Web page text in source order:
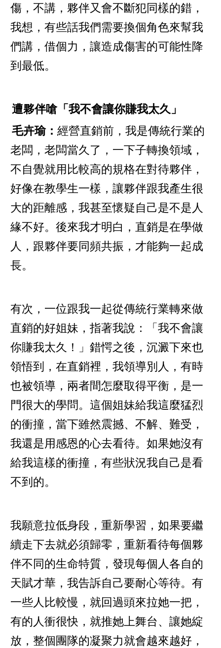
傷，不講，夥伴又會不斷犯同樣的錯，
我想，有些話我們需要換個角色來幫我
們講，借個力，讓造成傷害的可能性降
到最低。
遭夥伴嗆「我不會讓你賺我太久」
毛卉瑜： 經營直銷前，我是傳統行業的
老闆，老闆當久了，一下子轉換領域，
不自覺就用比較高的規格在對待夥伴，
好像在教學生一樣，讓夥伴跟我產生很
大的距離感，我甚至懷疑自己是不是人
緣不好。後來我才明白，直銷是在學做
人，跟夥伴要同頻共振，才能夠一起成
長。
有次，一位跟我一起從傳統行業轉來做
直銷的好姐妹，指著我說：「我不會讓
你賺我太久！」錯愕之後，沉澱下來也
領悟到，在直銷裡，我領導別人，有時
也被領導，兩者間怎麼取得平衡，是一
門很大的學問。這個姐妹給我這麼猛烈
的衝撞，當下雖然震撼、不解、難受，
我還是用感恩的心去看待。如果她沒有
給我這樣的衝撞，有些狀況我自己是看
不到的。
我願意拉低身段，重新學習，如果要繼
續走下去就必須歸零，重新看待每個夥
伴不同的生命特質，發現每個人各自的
天賦才華，我告訴自己要耐心等待。有
一些人比較慢，就回過頭來拉她一把，
有的人衝很快，就推她上舞台、讓她綻
放，整個團隊的凝聚力就會越來越好，